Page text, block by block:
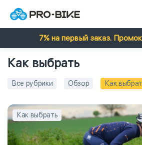
7% на первый заказ.
Как выбрать
Все рубрики Обзор Как
Как выбрать